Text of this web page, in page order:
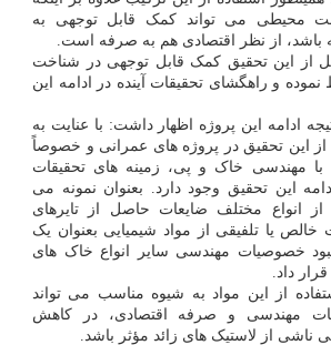
محیطی می تواند کمک قابل توجهی به
باشد، از نظر اقتصادی هم به صرفه است.
از این تحقیق کمک قابل توجهی در شناخت
نموده و راهگشای تحقیقات آینده در ادامه این
ادامه این پروژه اظهار داشت: با عنایت به
از این تحقیق در پروژه های عمرانی و خصوصاً
با مهندسی خاک و پی، زمینه های تحقیقات
این تحقیق وجود دارد. بعنوان نمونه می
از انواع مختلف ضایعات حاصل از تایرهای
یا تلفیقی از مواد شیمیایی بعنوان یک
خصوصیات مهندسی سایر انواع خاک های
داد.
از این مواد به شیوه مناسب می تواند
مهندسی و صرفه اقتصادی، در کاهش
از لاستیک های زائد مؤثر باشد.